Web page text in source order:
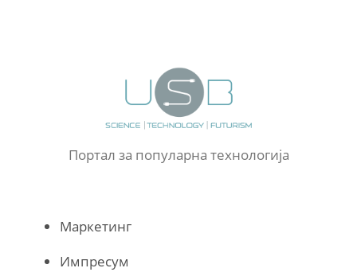
Портал за популарна технологија
Маркетинг
Импресум